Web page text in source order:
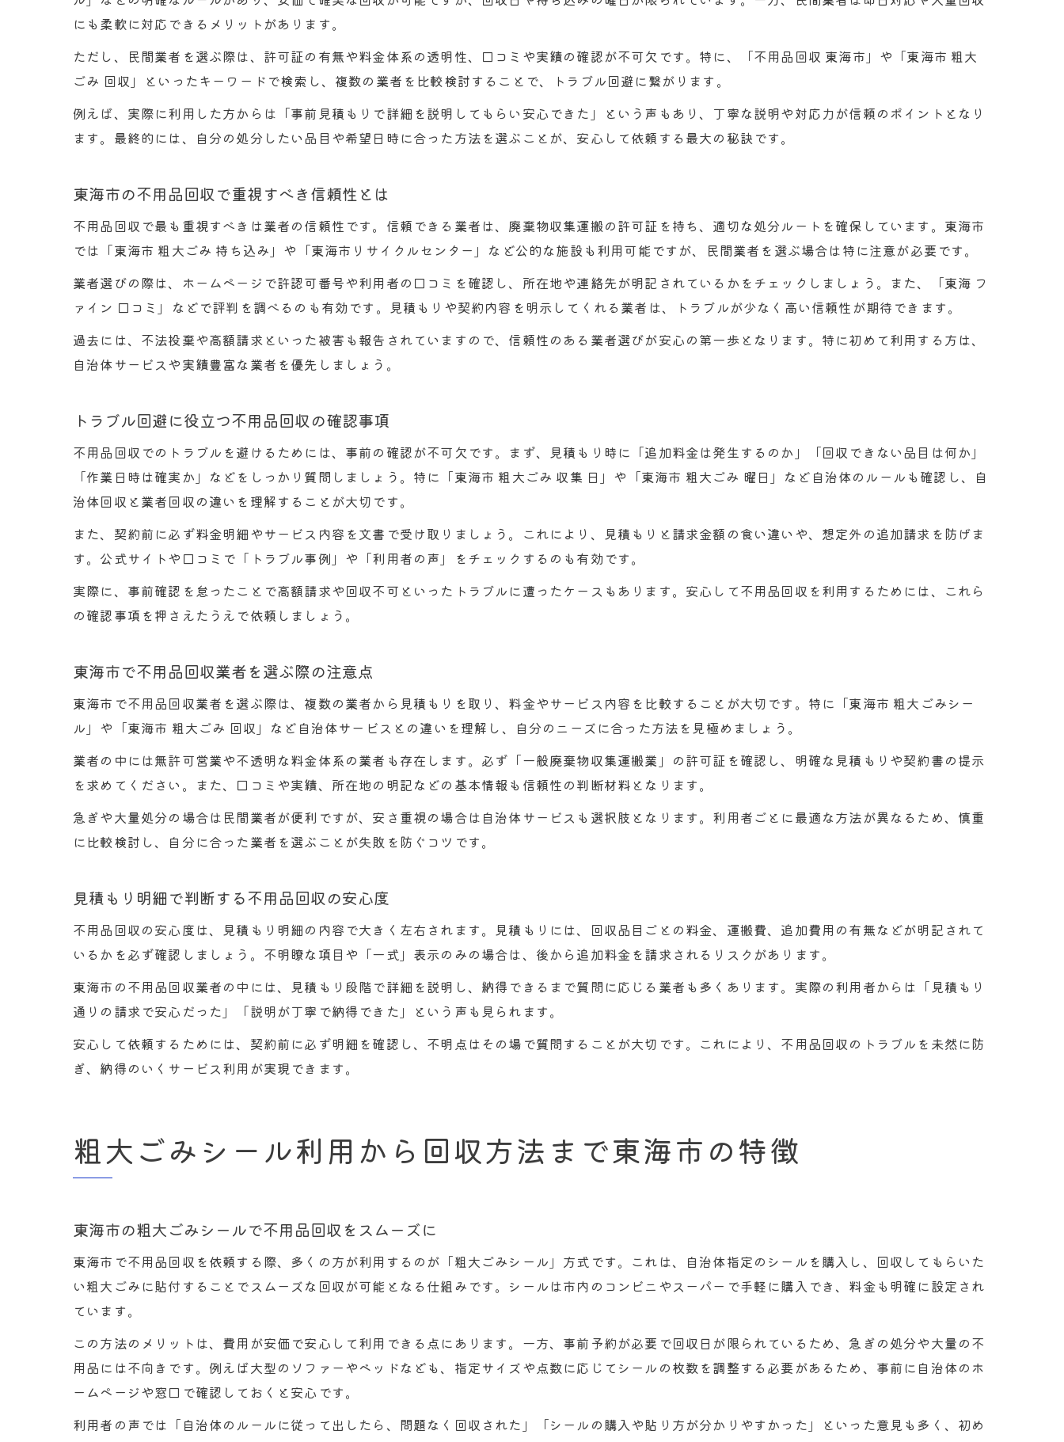
東海市で知っておきたい不用品回収の選び方
口コミや評判で不用品回収の質を見極めるコツ
不用品回収の料金体系を東海市で比較する視点
即日対応や運び出し代行の不用品回収活用法
不用品回収の料金と手間を比較する東海市のコツ
自治体サービス利用時の不用品回収ポイント
民間業者を使うメリットと注意点を東海市で解説
東海市の粗大ごみ回収と不用品回収の使い分け
ソファー処分に役立つ東海市の不用品回収知識
ソファー処分で注意したい不用品回収の落とし穴
運び出しや即日対応ができる不用品回収の選び方
悪質回収を避けて東海市で正しい選択をする方法
東海市で悪質な不用品回収業者を見分ける方法
不用品回収でトラブルを防ぐ安心チェックリスト
信頼できる不用品回収業者の特徴を東海市で解説
にも柔軟に対応できるメリットがあります。
ただし、民間業者を選ぶ際は、許可証の有無や料金体系の透明性、口コミや実績の確認が不可欠です。特に、「不用品回収 東海市」や「東海市 粗大
ごみ 回収」といったキーワードで検索し、複数の業者を比較検討することで、トラブル回避に繋がります。
例えば、実際に利用した方からは「事前見積もりで詳細を説明してもらい安心できた」という声もあり、丁寧な説明や対応力が信頼のポイントとなり
ます。最終的には、自分の処分したい品目や希望日時に合った方法を選ぶことが、安心して依頼する最大の秘訣です。
東海市の不用品回収で重視すべき信頼性とは
不用品回収で最も重視すべきは業者の信頼性です。信頼できる業者は、廃棄物収集運搬の許可証を持ち、適切な処分ルートを確保しています。東海市
では「東海市 粗大ごみ 持ち込み」や「東海市リサイクルセンター」など公的な施設も利用可能ですが、民間業者を選ぶ場合は特に注意が必要です。
業者選びの際は、ホームページで許認可番号や利用者の口コミを確認し、所在地や連絡先が明記されているかをチェックしましょう。また、「東海 フ
ァイン 口コミ」などで評判を調べるのも有効です。見積もりや契約内容を明示してくれる業者は、トラブルが少なく高い信頼性が期待できます。
過去には、不法投棄や高額請求といった被害も報告されていますので、信頼性のある業者選びが安心の第一歩となります。特に初めて利用する方は、
自治体サービスや実績豊富な業者を優先しましょう。
トラブル回避に役立つ不用品回収の確認事項
不用品回収でのトラブルを避けるためには、事前の確認が不可欠です。まず、見積もり時に「追加料金は発生するのか」「回収できない品目は何か」
「作業日時は確実か」などをしっかり質問しましょう。特に「東海市 粗大ごみ 収集 日」や「東海市 粗大ごみ 曜日」など自治体のルールも確認し、自
治体回収と業者回収の違いを理解することが大切です。
また、契約前に必ず料金明細やサービス内容を文書で受け取りましょう。これにより、見積もりと請求金額の食い違いや、想定外の追加請求を防げま
す。公式サイトや口コミで「トラブル事例」や「利用者の声」をチェックするのも有効です。
実際に、事前確認を怠ったことで高額請求や回収不可といったトラブルに遭ったケースもあります。安心して不用品回収を利用するためには、これら
の確認事項を押さえたうえで依頼しましょう。
東海市で不用品回収業者を選ぶ際の注意点
東海市で不用品回収業者を選ぶ際は、複数の業者から見積もりを取り、料金やサービス内容を比較することが大切です。特に「東海市 粗大ごみシー
ル」や「東海市 粗大ごみ 回収」など自治体サービスとの違いを理解し、自分のニーズに合った方法を見極めましょう。
業者の中には無許可営業や不透明な料金体系の業者も存在します。必ず「一般廃棄物収集運搬業」の許可証を確認し、明確な見積もりや契約書の提示
を求めてください。また、口コミや実績、所在地の明記などの基本情報も信頼性の判断材料となります。
急ぎや大量処分の場合は民間業者が便利ですが、安さ重視の場合は自治体サービスも選択肢となります。利用者ごとに最適な方法が異なるため、慎重
に比較検討し、自分に合った業者を選ぶことが失敗を防ぐコツです。
見積もり明細で判断する不用品回収の安心度
不用品回収の安心度は、見積もり明細の内容で大きく左右されます。見積もりには、回収品目ごとの料金、運搬費、追加費用の有無などが明記されて
いるかを必ず確認しましょう。不明瞭な項目や「一式」表示のみの場合は、後から追加料金を請求されるリスクがあります。
東海市の不用品回収業者の中には、見積もり段階で詳細を説明し、納得できるまで質問に応じる業者も多くあります。実際の利用者からは「見積もり
通りの請求で安心だった」「説明が丁寧で納得できた」という声も見られます。
安心して依頼するためには、契約前に必ず明細を確認し、不明点はその場で質問することが大切です。これにより、不用品回収のトラブルを未然に防
ぎ、納得のいくサービス利用が実現できます。
粗大ごみシール利用から回収方法まで東海市の特徴
東海市の粗大ごみシールで不用品回収をスムーズに
東海市で不用品回収を依頼する際、多くの方が利用するのが「粗大ごみシール」方式です。これは、自治体指定のシールを購入し、回収してもらいた
い粗大ごみに貼付することでスムーズな回収が可能となる仕組みです。シールは市内のコンビニやスーパーで手軽に購入でき、料金も明確に設定され
ています。
この方法のメリットは、費用が安価で安心して利用できる点にあります。一方、事前予約が必要で回収日が限られているため、急ぎの処分や大量の不
用品には不向きです。例えば大型のソファーやベッドなども、指定サイズや点数に応じてシールの枚数を調整する必要があるため、事前に自治体のホ
ームページや窓口で確認しておくと安心です。
利用者の声では「自治体のルールに従って出したら、問題なく回収された」「シールの購入や貼り方が分かりやすかった」といった意見も多く、初め
お問い合わせはこちら
お問い合わせはこちら